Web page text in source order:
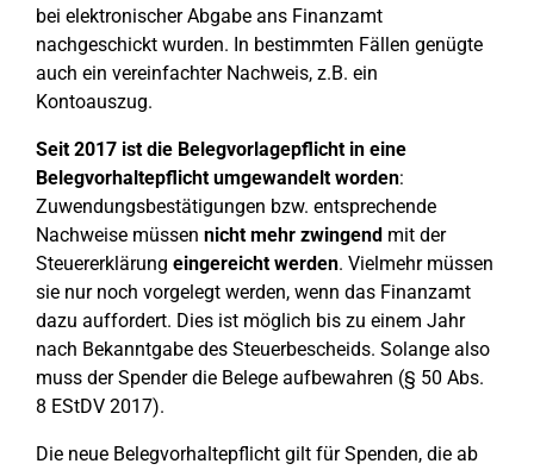
bei elektronischer Abgabe ans Finanzamt
nachgeschickt wurden. In bestimmten Fällen genügte
auch ein vereinfachter Nachweis, z.B. ein
Kontoauszug.
Seit 2017 ist die Belegvorlagepflicht in eine
Belegvorhaltepflicht umgewandelt worden:
Zuwendungsbestätigungen bzw. entsprechende
Nachweise müssen nicht mehr zwingend mit der
Steuererklärung eingereicht werden. Vielmehr müssen
sie nur noch vorgelegt werden, wenn das Finanzamt
dazu auffordert. Dies ist möglich bis zu einem Jahr
nach Bekanntgabe des Steuerbescheids. Solange also
muss der Spender die Belege aufbewahren (§ 50 Abs.
8 EStDV 2017).
Die neue Belegvorhaltepflicht gilt für Spenden, die ab